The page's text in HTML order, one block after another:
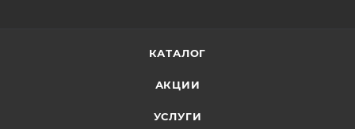
КАТАЛОГ
АКЦИИ
УСЛУГИ